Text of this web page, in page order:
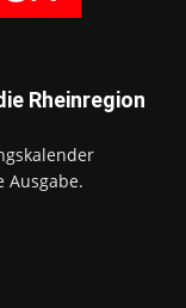
Rheinregion
Ausgabe.